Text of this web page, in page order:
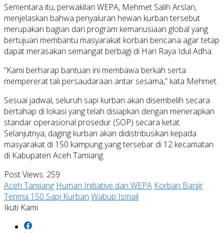
Sementara itu, perwakilan WEPA, Mehmet Salih Arslan,
menjelaskan bahwa penyaluran hewan kurban tersebut
merupakan bagian dari program kemanusiaan global yang
bertujuan membantu masyarakat korban bencana agar tetap
dapat merasakan semangat berbagi di Hari Raya Idul Adha.
“Kami berharap bantuan ini membawa berkah serta
mempererat tali persaudaraan antar sesama,” kata Mehmet.
Sesuai jadwal, seluruh sapi kurban akan disembelih secara
bertahap di lokasi yang telah disiapkan dengan menerapkan
standar operasional prosedur (SOP) secara ketat.
Selanjutnya, daging kurban akan didistribusikan kepada
masyarakat di 150 kampung yang tersebar di 12 kecamatan
di Kabupaten Aceh Tamiang.
Post Views: 259
Aceh Tamiang Human Initiative dan WEPA Korban Banjir
Terima 150 Sapi Kurban Wabup Ismail
Ikuti Kami